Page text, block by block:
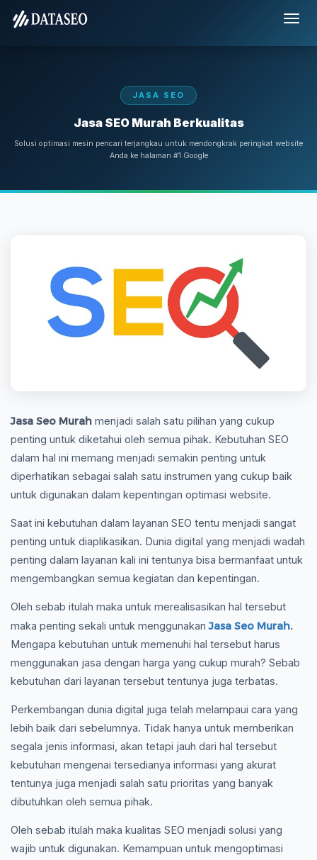
JASA SEO
Jasa SEO Murah Berkualitas
Solusi optimasi mesin pencari terjangkau untuk mendongkrak peringkat website
Anda ke halaman #1 Google
Jasa Seo Murah menjadi salah satu pilihan yang cukup
penting untuk diketahui oleh semua pihak. Kebutuhan SEO
dalam hal ini memang menjadi semakin penting untuk
diperhatikan sebagai salah satu instrumen yang cukup baik
untuk digunakan dalam kepentingan optimasi website.
Saat ini kebutuhan dalam layanan SEO tentu menjadi sangat
penting untuk diaplikasikan. Dunia digital yang menjadi wadah
penting dalam layanan kali ini tentunya bisa bermanfaat untuk
mengembangkan semua kegiatan dan kepentingan.
Oleh sebab itulah maka untuk merealisasikan hal tersebut
maka penting sekali untuk menggunakanJasa Seo Murah.
Mengapa kebutuhan untuk memenuhi hal tersebut harus
menggunakan jasa dengan harga yang cukup murah? Sebab
kebutuhan dari layanan tersebut tentunya juga terbatas.
Perkembangan dunia digital juga telah melampaui cara yang
lebih baik dari sebelumnya. Tidak hanya untuk memberikan
segala jenis informasi, akan tetapi jauh dari hal tersebut
kebutuhan mengenai tersedianya informasi yang akurat
tentunya juga menjadi salah satu prioritas yang banyak
dibutuhkan oleh semua pihak.
Oleh sebab itulah maka kualitas SEO menjadi solusi yang
wajib untuk digunakan. Kemampuan untuk mengoptimasi